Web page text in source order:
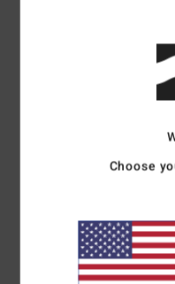
Ga de natuur in met het
Woven Shirt van
comfortabele stretch en
avonturiers die op zoek
tussen functionaliteit en
Choose